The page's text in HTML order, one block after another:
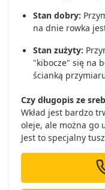
Stan dobry:
na dnie rowka
Stan zużyty:
"kibocze" się na
ścianką
Czy długopis ze
Wkład jest bardzo
oleje, ale można go
Jest to specjalny